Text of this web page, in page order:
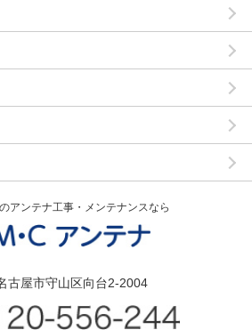
アンテナ工事・メンテナンスなら
古屋市守山区向台2-2004